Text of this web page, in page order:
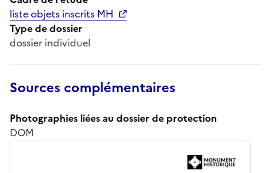
liste objets inscrits MH
Type de dossier
dossier individuel
Sources complémentaires
Photographies liées au dossier de protection
DOM